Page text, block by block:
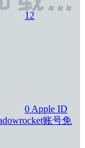
12
0 Apple ID
账号免